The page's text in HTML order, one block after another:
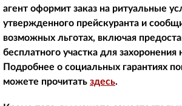
агент оформит заказ на ритуальные
утвержденного прейскуранта и
возможных льготах, включая
бесплатного участка для
Подробнее о социальных гарантиях
можете прочитать здесь.